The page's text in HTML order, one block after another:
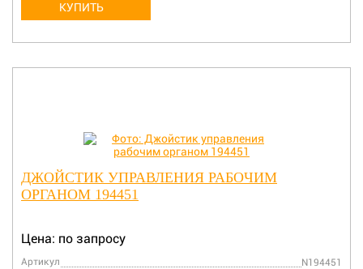
КУПИТЬ
ДЖОЙСТИК УПРАВЛЕНИЯ РАБОЧИМ
ОРГАНОМ 194451
Цена: по запросу
Артикул N194451